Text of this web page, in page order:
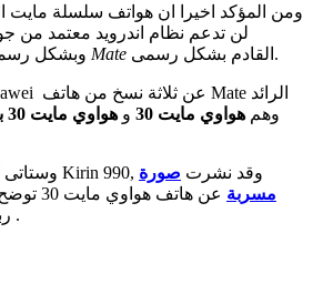
ومن المؤكد اخيرا ان هواتف سلسلة مايت
لن تدعم نظام اندرويد معتمد من
Mate القادم بشكل رسمى.
وهم هواوي مايت 30 و هواوي مايت 30 برو
وستاتى كلها بمعالج هواوي الجديد Kirin 990, وقد نشرت صورة
مسربة
عن هاتف
رباعية موجودة داخل دائرة .